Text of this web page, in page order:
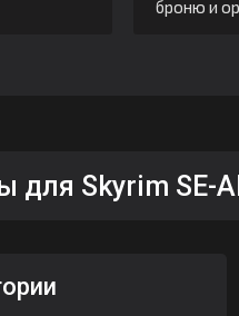
броню и
для Skyrim SE-